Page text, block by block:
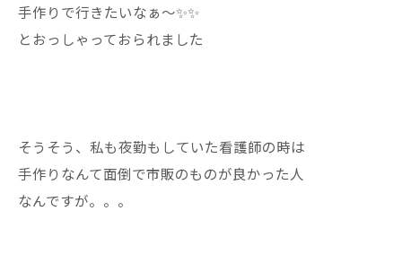
手作りで行きたいなぁ〜✨✨
とおっしゃっておられました
そうそう、私も夜勤もしていた看護師の時は
手作りなんて面倒で市販のものが良かった人
なんですが。。。